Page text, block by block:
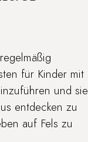
für Kinder mit
und sie
entdecken zu
auf Fels zu